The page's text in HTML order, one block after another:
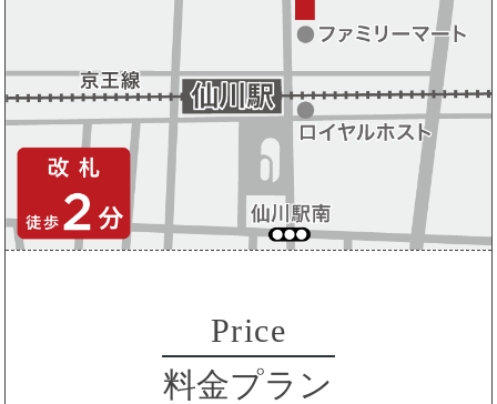
Price
料金プラン